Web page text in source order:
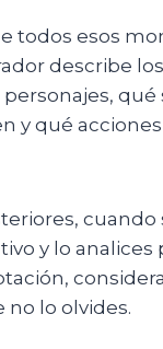
todos esos
describe
qué
y qué
cuando
y lo analices
no lo olvides.